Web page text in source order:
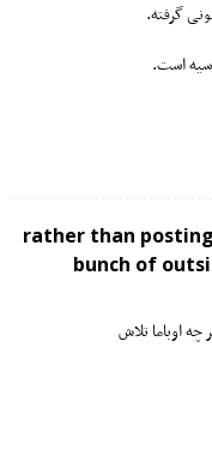
گرفته.
است.
rather than
bunch of
اوباما تلاش